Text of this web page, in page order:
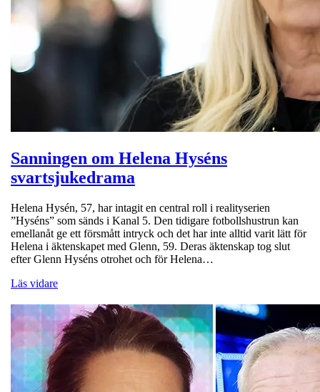
Sanningen om Helena Hyséns
svartsjukedrama
Helena Hysén, 57, har intagit en central roll i realityserien
”Hyséns” som sänds i Kanal 5. Den tidigare fotbollshustrun kan
emellanåt ge ett försmått intryck och det har inte alltid varit lätt för
Helena i äktenskapet med Glenn, 59. Deras äktenskap tog slut
efter Glenn Hyséns otrohet och för Helena…
Läs vidare